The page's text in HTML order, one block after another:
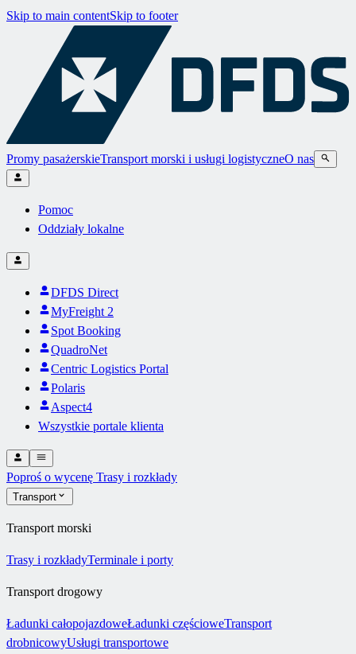
Skip to main contentSkip to footer
Promy pasażerskieTransport morski i usługi logistyczneO nas
Pomoc
Oddziały lokalne
DFDS Direct
MyFreight 2
Spot Booking
QuadroNet
Centric Logistics Portal
Polaris
Aspect4
Wszystkie portale klienta
Poproś o wycenę Trasy i rozkłady
Transport
Transport morski
Trasy i rozkładyTerminale i porty
Transport drogowy
Ładunki całopojazdoweŁadunki częścioweTransport
drobnicowyUsługi transportowe